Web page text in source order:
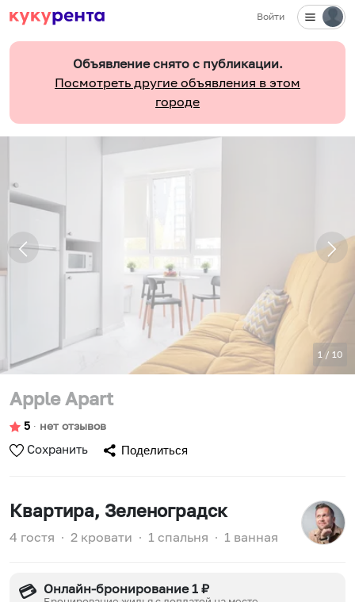
Войти
Объявление снято с публикации.
Посмотреть другие объявления в этом
городе
1 / 10
Apple Apart
5 ∙ нет отзывов
Сохранить Поделиться
Квартира, Зеленоградск
4 гостя ∙ 2 кровати ∙ 1 спальня ∙ 1 ванная
💳 Онлайн-бронирование 1 ₽